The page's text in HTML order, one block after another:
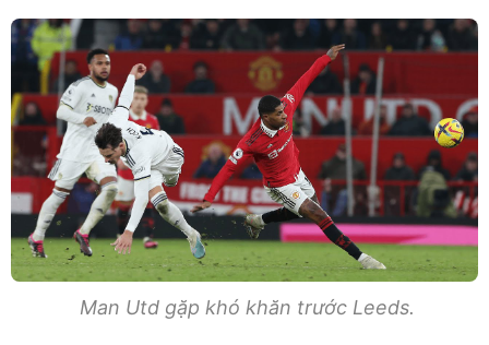
Man Utd gặp khó khăn trước Leeds.